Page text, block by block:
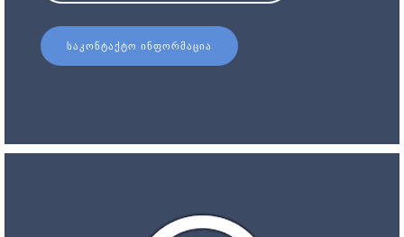
ᲡᲐᲙᲝᲜᲢᲐᲥᲢᲝ ᲘᲜᲤᲝᲠᲛᲐᲪᲘᲐ